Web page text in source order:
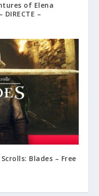
of Elena
–
Blades – Free